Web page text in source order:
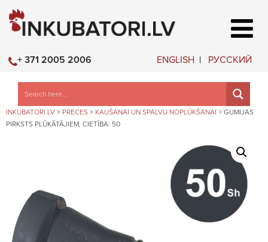
ENGLISH РУССКИЙ
+ 371 2005 2006
INKUBATORI.LV > PRECES > KAUŠANAI UN SPALVU NOPLŪKŠANAI > GUMIJAS
PIRKSTS PLŪKĀTĀJIEM, CIETĪBA: 50